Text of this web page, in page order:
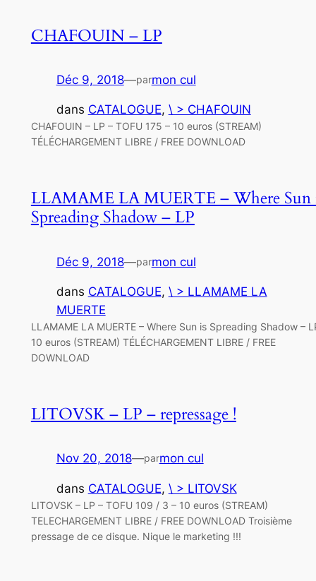
CHAFOUIN – LP
Déc 9, 2018—parmon cul
dans CATALOGUE, \ > CHAFOUIN
CHAFOUIN – LP – TOFU 175 – 10 euros (STREAM)
TÉLÉCHARGEMENT LIBRE / FREE DOWNLOAD
LLAMAME LA MUERTE – Where Sun
Spreading Shadow – LP
Déc 9, 2018—parmon cul
dans CATALOGUE, \ > LLAMAME LA
MUERTE
LLAMAME LA MUERTE – Where Sun is Spreading Shadow –
10 euros (STREAM) TÉLÉCHARGEMENT LIBRE / FREE
DOWNLOAD
LITOVSK – LP – repressage !
Nov 20, 2018—parmon cul
dans CATALOGUE, \ > LITOVSK
LITOVSK – LP – TOFU 109 / 3 – 10 euros (STREAM)
TELECHARGEMENT LIBRE / FREE DOWNLOAD Troisième
pressage de ce disque. Nique le marketing !!!